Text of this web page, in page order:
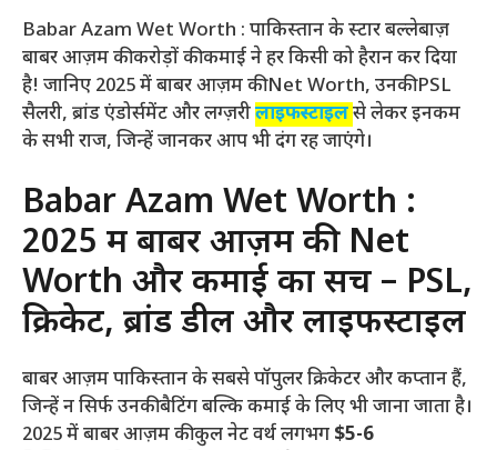
Babar Azam Wet Worth : पाकिस्तान के स्टार बल्लेबाज़
बाबर आज़म की करोड़ों की कमाई ने हर किसी को हैरान कर दिया
है! जानिए 2025 में बाबर आज़म की Net Worth, उनकी PSL
सैलरी, ब्रांड एंडोर्समेंट और लग्ज़रीलाइफस्टाइलसे लेकर इनकम
के सभी राज, जिन्हें जानकर आप भी दंग रह जाएंगे।
Babar Azam Wet Worth :
2025 में बाबर आज़म की Net
Worth और कमाई का सच – PSL,
क्रिकेट, ब्रांड डील और लाइफस्टाइल
बाबर आज़म पाकिस्तान के सबसे पॉपुलर क्रिकेटर और कप्तान हैं,
जिन्हें न सिर्फ उनकी बैटिंग बल्कि कमाई के लिए भी जाना जाता है।
2025 में बाबर आज़म की कुल नेट वर्थ लगभग $5-6